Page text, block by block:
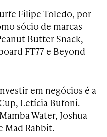
Filipe Toledo, por
sócio de marcas
Butter Snack,
FT77 e Beyond
em negócios é a
Letícia Bufoni.
Water, Joshua
Mad Rabbit.